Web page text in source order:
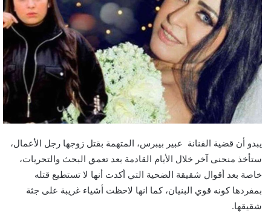
يبدو أن قضية الفنانة عبير بيبرس، المتهمة بقتل زوجها رجل الأعمال،
ستأخذ منحنى آخر خلال الأيام القادمة بعد تعمق البحث والتحريات،
خاصة بعد أقوال شقيقة الضحية التي أكدت أنها لا تستطيع قتله
بمفردها كونه قوي البنيان، كما انها لاحظت أشياء غريبة على جثة
شقيقها.